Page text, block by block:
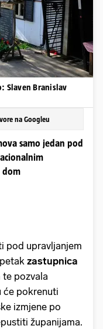
Slaven Branislav
na Googleu
samo jedan pod
dom
pod upravljanjem
zastupnica
te pozvala
će pokrenuti
izmjene po
županijama.